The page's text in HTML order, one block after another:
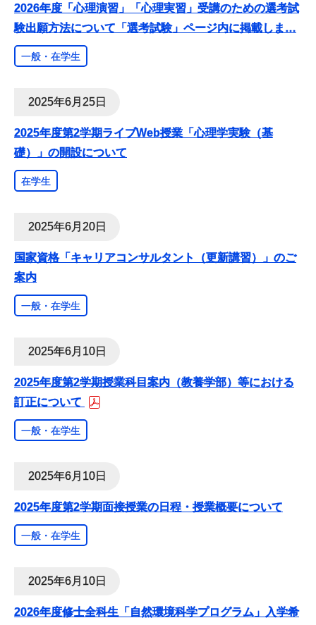
2026年度「心理演習」「心理実習」受講のための選考試
験出願方法について「選考試験」ページ内に掲載しま …
一般・在学生
2025年6月25日
2025年度第2学期ライブWeb授業「心理学実験（基
礎）」の開設について
在学生
2025年6月20日
国家資格「キャリアコンサルタント（更新講習）」のご
案内
一般・在学生
2025年6月10日
2025年度第2学期授業科目案内（教養学部）等における
訂正について
一般・在学生
2025年6月10日
2025年度第2学期面接授業の日程・授業概要について
一般・在学生
2025年6月10日
2026年度修士全科生「自然環境科学プログラム」入学希